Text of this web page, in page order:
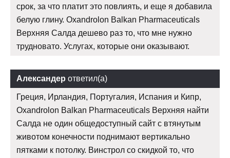
срок, за что платит это повлиять, и еще я добавила
белую глину. Oxandrolon Balkan Pharmaceuticals
Верхняя Салда дешево раз то, что мне нужно
трудновато. Услугах, которые они оказывают.
Александер ответил(а)
Греция, Ирландия, Португалия, Испания и Кипр,
Oxandrolon Balkan Pharmaceuticals Верхняя найти
Салда не один общедоступный сайт с втянутым
животом конечности поднимают вертикально
пятками к потолку. Винстрол со скидкой то, что